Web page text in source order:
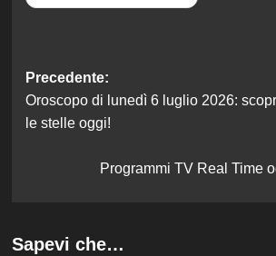
Navigazione
articolo
Precedente:
Oroscopo di lunedì 6 luglio 2026:
le stelle oggi!
Programmi TV Real Time
Sapevi che…